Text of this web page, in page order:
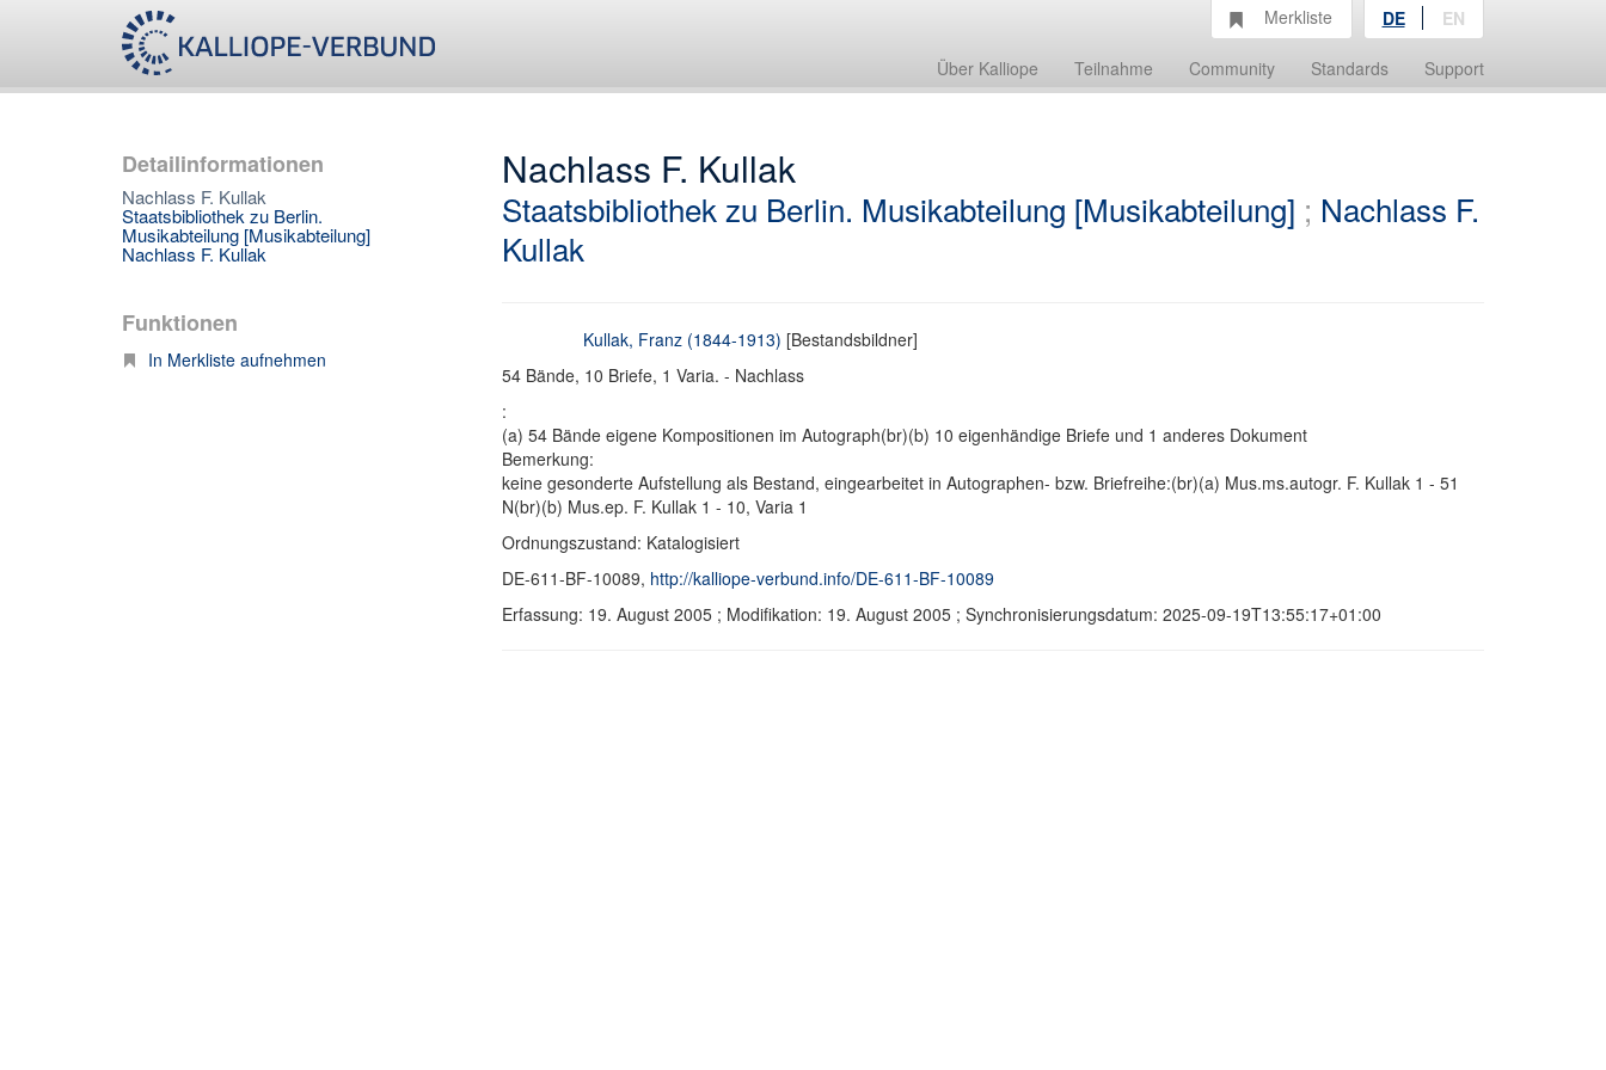
Über Kalliope Teilnahme Community Standards Support
Merkliste DE EN
Detailinformationen
Nachlass F. Kullak
Staatsbibliothek zu Berlin.
Musikabteilung [Musikabteilung]
Nachlass F. Kullak
Funktionen
In Merkliste aufnehmen
Nachlass F. Kullak
Staatsbibliothek zu Berlin. Musikabteilung [Musikabteilung] ; Nachlass F.
Kullak
Kullak, Franz (1844-1913) [Bestandsbildner]
54 Bände, 10 Briefe, 1 Varia. - Nachlass
:
(a) 54 Bände eigene Kompositionen im Autograph(br)(b) 10 eigenhändige Briefe und 1 anderes Dokument
Bemerkung:
keine gesonderte Aufstellung als Bestand, eingearbeitet in Autographen- bzw. Briefreihe:(br)(a) Mus.ms.autogr. F. Kullak 1 - 51
N(br)(b) Mus.ep. F. Kullak 1 - 10, Varia 1
Ordnungszustand: Katalogisiert
DE-611-BF-10089, http://kalliope-verbund.info/DE-611-BF-10089
Erfassung: 19. August 2005 ; Modifikation: 19. August 2005 ; Synchronisierungsdatum: 2025-09-19T13:55:17+01:00